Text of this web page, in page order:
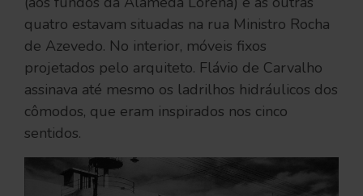
quatro estavam situadas na rua Ministro Rocha
de Azevedo. No interior, móveis fixos
projetados pelo arquiteto. Flávio de Carvalho
assinava até mesmo os ladrilhos hidráulicos dos
cômodos, que eram inspirados nos cinco
sentidos.